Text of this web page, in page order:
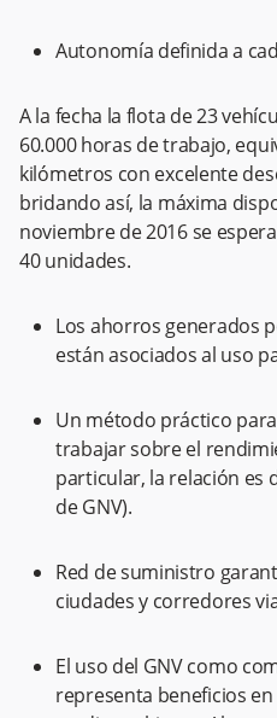
Autonomía definida a
A la fecha la flota de 23
60.000 horas de trabajo,
kilómetros con excelente
bridando así, la máxima
noviembre de 2016 se
40 unidades.
Los ahorros generados
están asociados al uso
Un método práctico
trabajar sobre el
particular, la relación es
de GNV).
Red de suministro
ciudades y corredores
El uso del GNV como
representa beneficios